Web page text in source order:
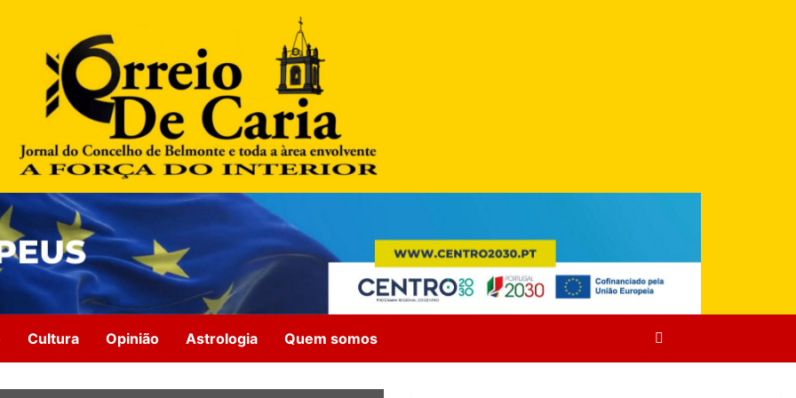
Cultura Opinião Astrologia Quem somos